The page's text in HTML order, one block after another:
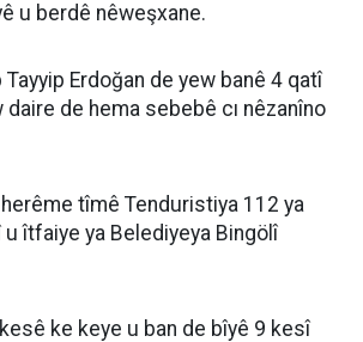
u berdê nêweşxane.
Erdoğan de yew banê 4 qatî
daire de hema sebebê cı nêzanîno
tîmê Tenduristiya 112 ya
u îtfaiye ya Belediyeya Bingölî
ke keye u ban de bîyê 9 kesî